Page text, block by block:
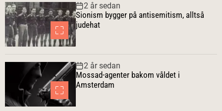
u
l
ä
r
a
a
s
e
a
r
t
2 år sedan
Sionism bygger på antisemitism, alltså
judehat
2 år sedan
Mossad-agenter bakom våldet i
Amsterdam